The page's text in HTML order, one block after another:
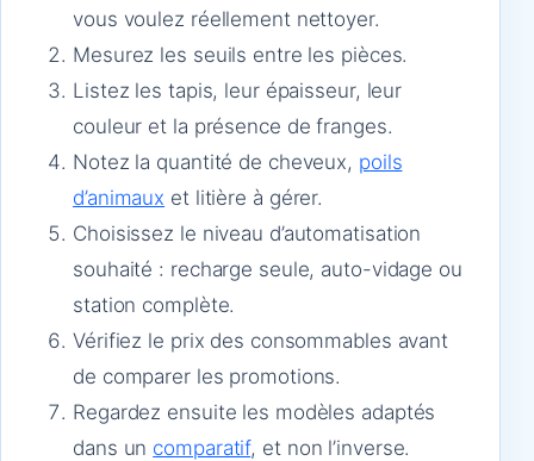
vous voulez réellement nettoyer.
Mesurez les seuils entre les pièces.
Listez les tapis, leur épaisseur, leur
couleur et la présence de franges.
Notez la quantité de cheveux, poils
d’animaux et litière à gérer.
Choisissez le niveau d’automatisation
souhaité : recharge seule, auto-vidage ou
station complète.
Vérifiez le prix des consommables avant
de comparer les promotions.
Regardez ensuite les modèles adaptés
dans un comparatif, et non l’inverse.